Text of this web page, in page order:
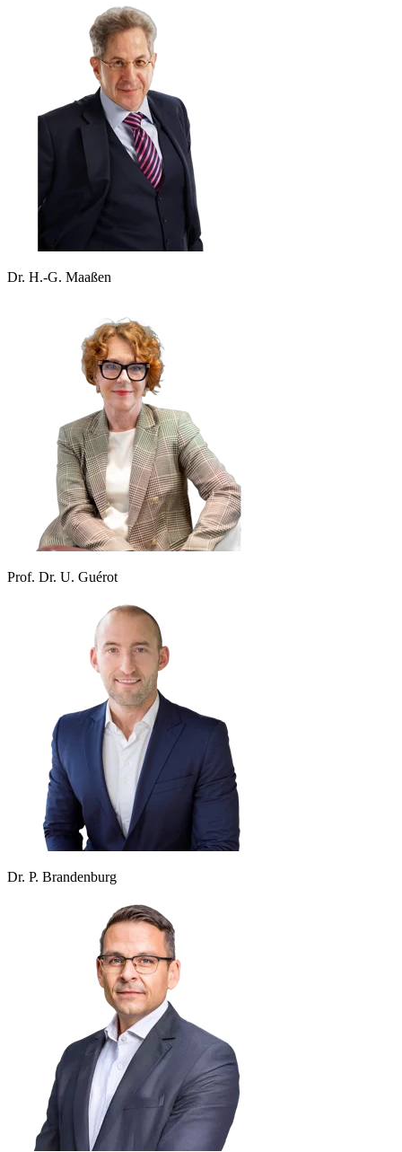
Dr. H.-G. Maaßen
Prof. Dr. U. Guérot
Dr. P. Brandenburg